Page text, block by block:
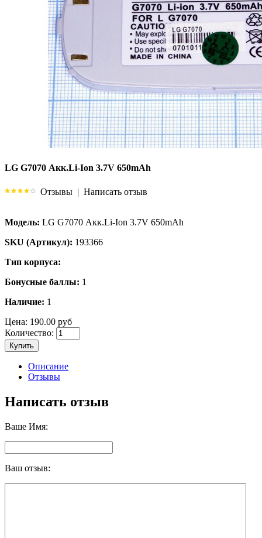
LG G7070 Акк.Li-Ion 3.7V 650mAh
Отзывы | Написать отзыв
Модель: LG G7070 Акк.Li-Ion 3.7V 650mAh
SKU (Артикул): 193366
Тип корпуса:
Бонусные баллы: 1
Наличие: 1
Цена: 190.00 руб
Количество:
Купить
Описание
Отзывы
Написать отзыв
Ваше Имя:
Ваш отзыв: